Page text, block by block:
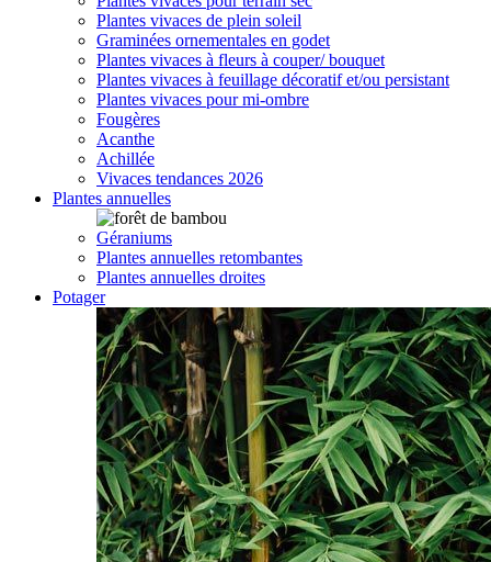
Plantes vivaces de plein soleil
Graminées ornementales en godet
Plantes vivaces à fleurs à couper/ bouquet
Plantes vivaces à feuillage décoratif et/ou persistant
Plantes vivaces pour mi-ombre
Fougères
Acanthe
Achillée
Vivaces tendances 2026
Plantes annuelles
Géraniums
Plantes annuelles retombantes
Plantes annuelles droites
Potager